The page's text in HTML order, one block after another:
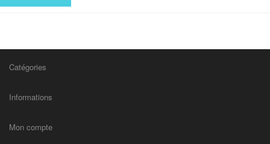
Catégories
Informations
Mon compte